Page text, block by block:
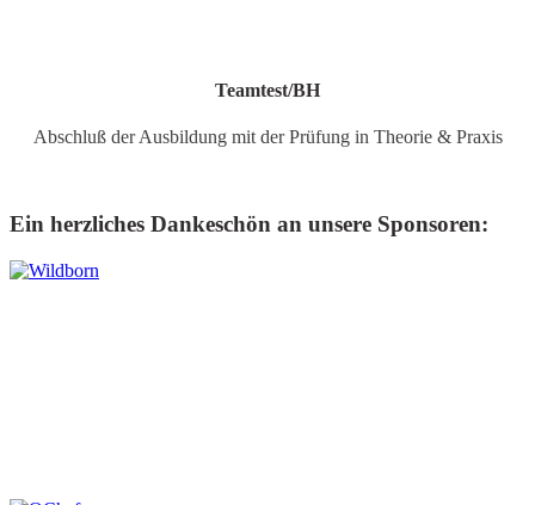
Teamtest/BH
Abschluß der Ausbil­dung mit der Prüfung in Theorie & Praxis
Ein herzliches Dankeschön an unsere Sponsoren: